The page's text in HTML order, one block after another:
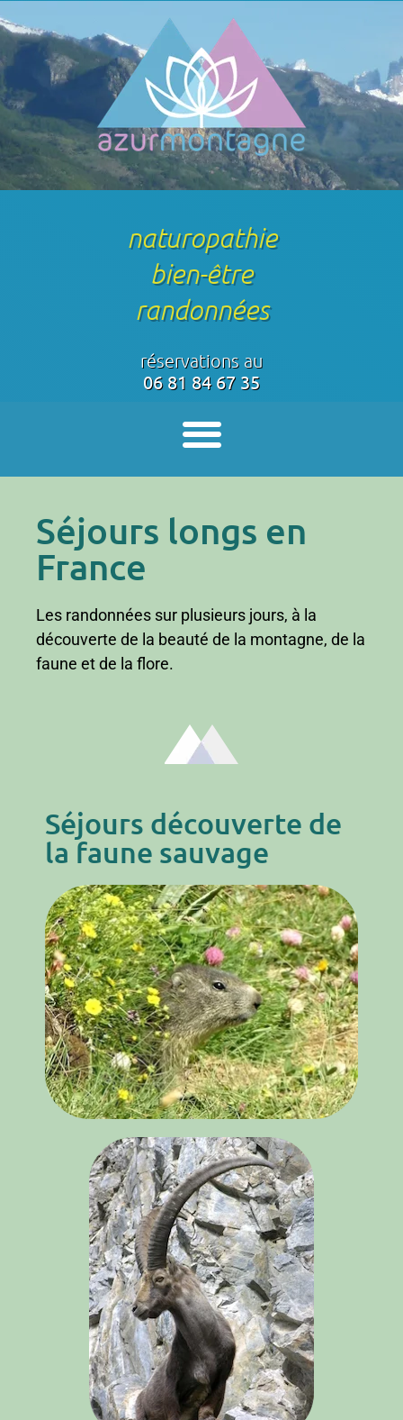
naturopathie
bien-être
randonnées
réservations au
06 81 84 67 35
Séjours longs en
France
Les randonnées sur plusieurs jours, à la
découverte de la beauté de la montagne, de la
faune et de la flore.
Séjours découverte de
la faune sauvage